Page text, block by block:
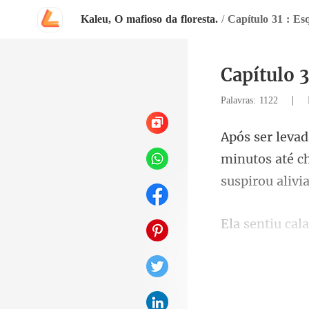
Kaleu, O mafioso da floresta. / Capítulo 31 :
Capítulo
Palavras: 1122 |
minutos até